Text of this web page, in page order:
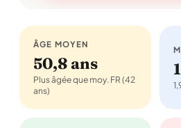
ÂGE MOYEN
50,8 ans
Plus âgée que moy. FR (42
ans)